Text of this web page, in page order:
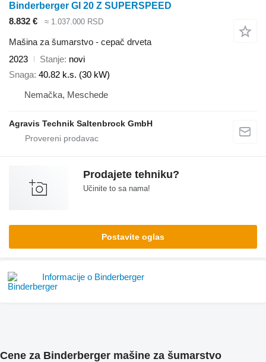
Binderberger GI 20 Z SUPERSPEED
8.832 €
≈ 1.037.000 RSD
Mašina za šumarstvo - cepač drveta
2023
Stanje novi
Snaga 40.82 k.s. (30 kW)
Nemačka, Meschede
Agravis Technik Saltenbrock GmbH
Prodajete tehniku?
Učinite to sa nama!
Postavite oglas
Informacije o Binderberger
Cene za Binderberger mašine za šumarstvo